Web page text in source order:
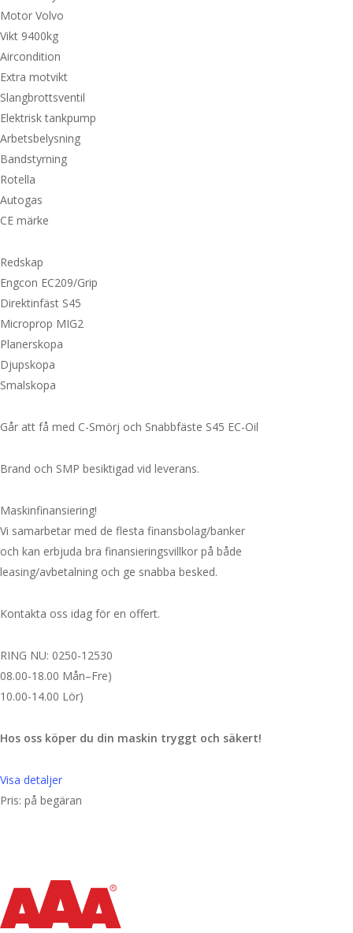
Motor Volvo
Vikt 9400kg
Aircondition
Extra motvikt
Slangbrottsventil
Elektrisk tankpump
Arbetsbelysning
Bandstyrning
Rotella
Autogas
CE märke
Redskap
Engcon EC209/Grip
Direktinfäst S45
Microprop MIG2
Planerskopa
Djupskopa
Smalskopa
Går att få med C-Smörj och Snabbfäste S45 EC-Oil
Brand och SMP besiktigad vid leverans.
Maskinfinansiering!
Vi samarbetar med de flesta finansbolag/banker
och kan erbjuda bra finansieringsvillkor på både
leasing/avbetalning och ge snabba besked.
Kontakta oss idag för en offert.
RING NU: 0250-12530
08.00-18.00 Mån–Fre)
10.00-14.00 Lör)
Hos oss köper du din maskin tryggt och säkert!
Visa detaljer
Pris: på begäran